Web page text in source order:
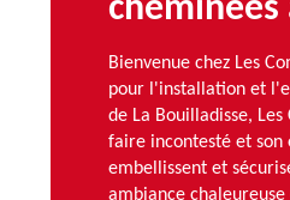
cheminées
Bienvenue chez Les
pour l'installation et
de La Bouilladisse,
faire incontesté et son
embellissent et
ambiance